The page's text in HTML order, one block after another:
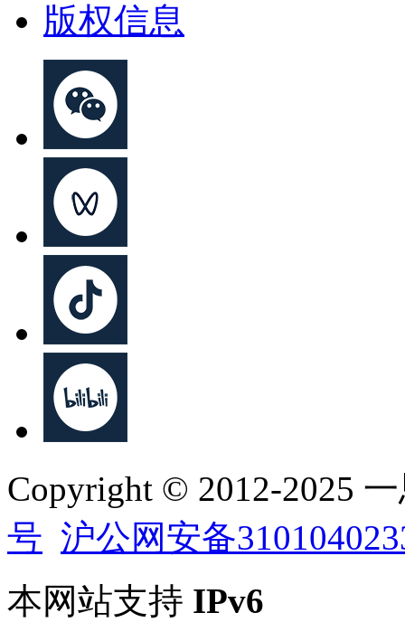
版权信息
Copyright © 2012-2025
号 沪公网安备
本网站支持 IPv6